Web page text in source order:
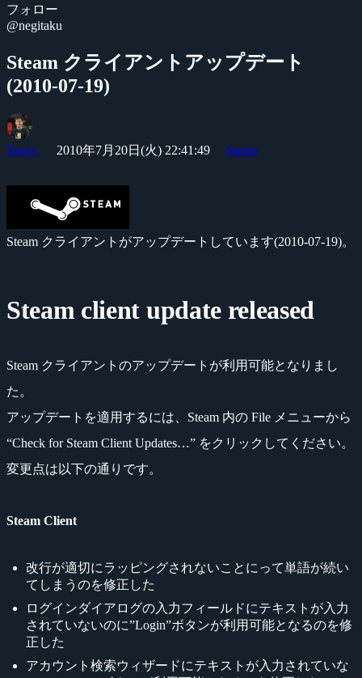
フォロー
@negitaku
Steam クライアントアップデート
(2010-07-19)
Yossy 2010年7月20日(火) 22:41:49 Steam
Steam クライアントがアップデートしています(2010-07-19)。
Steam client update released
Steam クライアントのアップデートが利用可能となりまし
た。
アップデートを適用するには、Steam 内の File メニューから
“Check for Steam Client Updates…” をクリックしてください。
変更点は以下の通りです。
Steam Client
改行が適切にラッピングされないことにって単語が続い
てしまうのを修正した
ログインダイアログの入力フィールドにテキストが入力
されていないのに”Login”ボタンが利用可能となるのを修
正した
アカウント検索ウィザードにテキストが入力されていな